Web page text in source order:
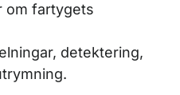
om fartygets
detektering,